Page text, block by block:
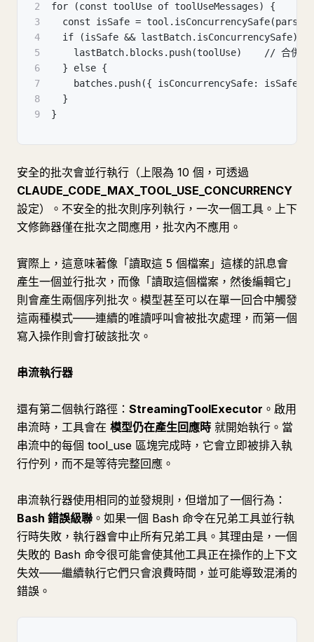
2
for (const toolUse of toolUseMessages) {
3
const isSafe =
4
  if (isSafe && lastBatch.isConcurrencySafe) {
5
lastBatch.blocks.push(toolUse)    // 合併到
6
  } else {
7
batches.push({ isConcurrencySafe: isSafe,
8
  }
9
}
安全的批次會並行執行（上限為 10 個，可透過
CLAUDE_CODE_MAX_TOOL_USE_CONCURRENCY
設定）。不安全的批次則序列執行，一次一個工具。上下
文修飾器僅在批次之間應用，批次內不應用。
實際上，這意味著像「讀取這 5 個檔案」這樣的訊息會
產生一個並行批次，而像「讀取這個檔案，然後編輯它」
則會產生兩個序列批次。模型甚至可以在單一回合中觸發
這兩種模式——連續的唯讀呼叫會被批次處理，而第一個
寫入操作則會打破該批次。
串流執行器
還有第二個執行路徑： StreamingToolExecutor 。啟用
串流時，工具會在 模型仍在產生回應時 就開始執行。當
串流中的每個 tool_use 區塊完成時，它會立即被排入執
行佇列，而不是等待完整回應。
串流執行器使用相同的並發規則，但增加了一個行為：
Bash 錯誤級聯 。如果一個 Bash 命令在兄弟工具並行執
行時失敗，執行器會中止所有兄弟工具。其理由是，一個
失敗的 Bash 命令很可能會使其他工具正在操作的上下文
失效——繼續執行它們只會浪費時間，並可能導致混淆的
錯誤。